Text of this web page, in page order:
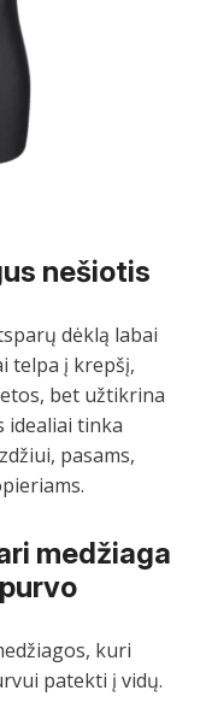
nešiotis
dėklą labai
telpa į krepšį,
bet užtikrina
idealiai tinka
pasams,
medžiaga
kuri
patekti į vidų.